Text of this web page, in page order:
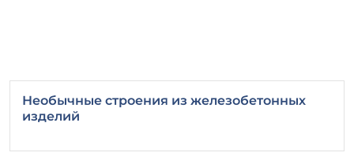
Необычные строения из железобетонных
изделий